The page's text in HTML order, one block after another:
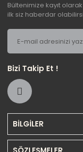
BİLGİLER
Bültenimize kayıt
ilk siz haberdar
Bizi Takip Et !